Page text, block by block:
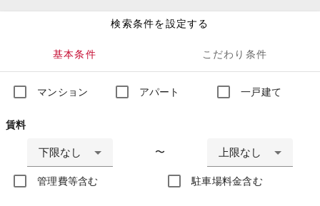
検索条件を設定する
基本条件 こだわり条件
マンション アパート 一戸建て
賃料
下限なし 〜 上限なし
管理費等含む 駐車場料金含む